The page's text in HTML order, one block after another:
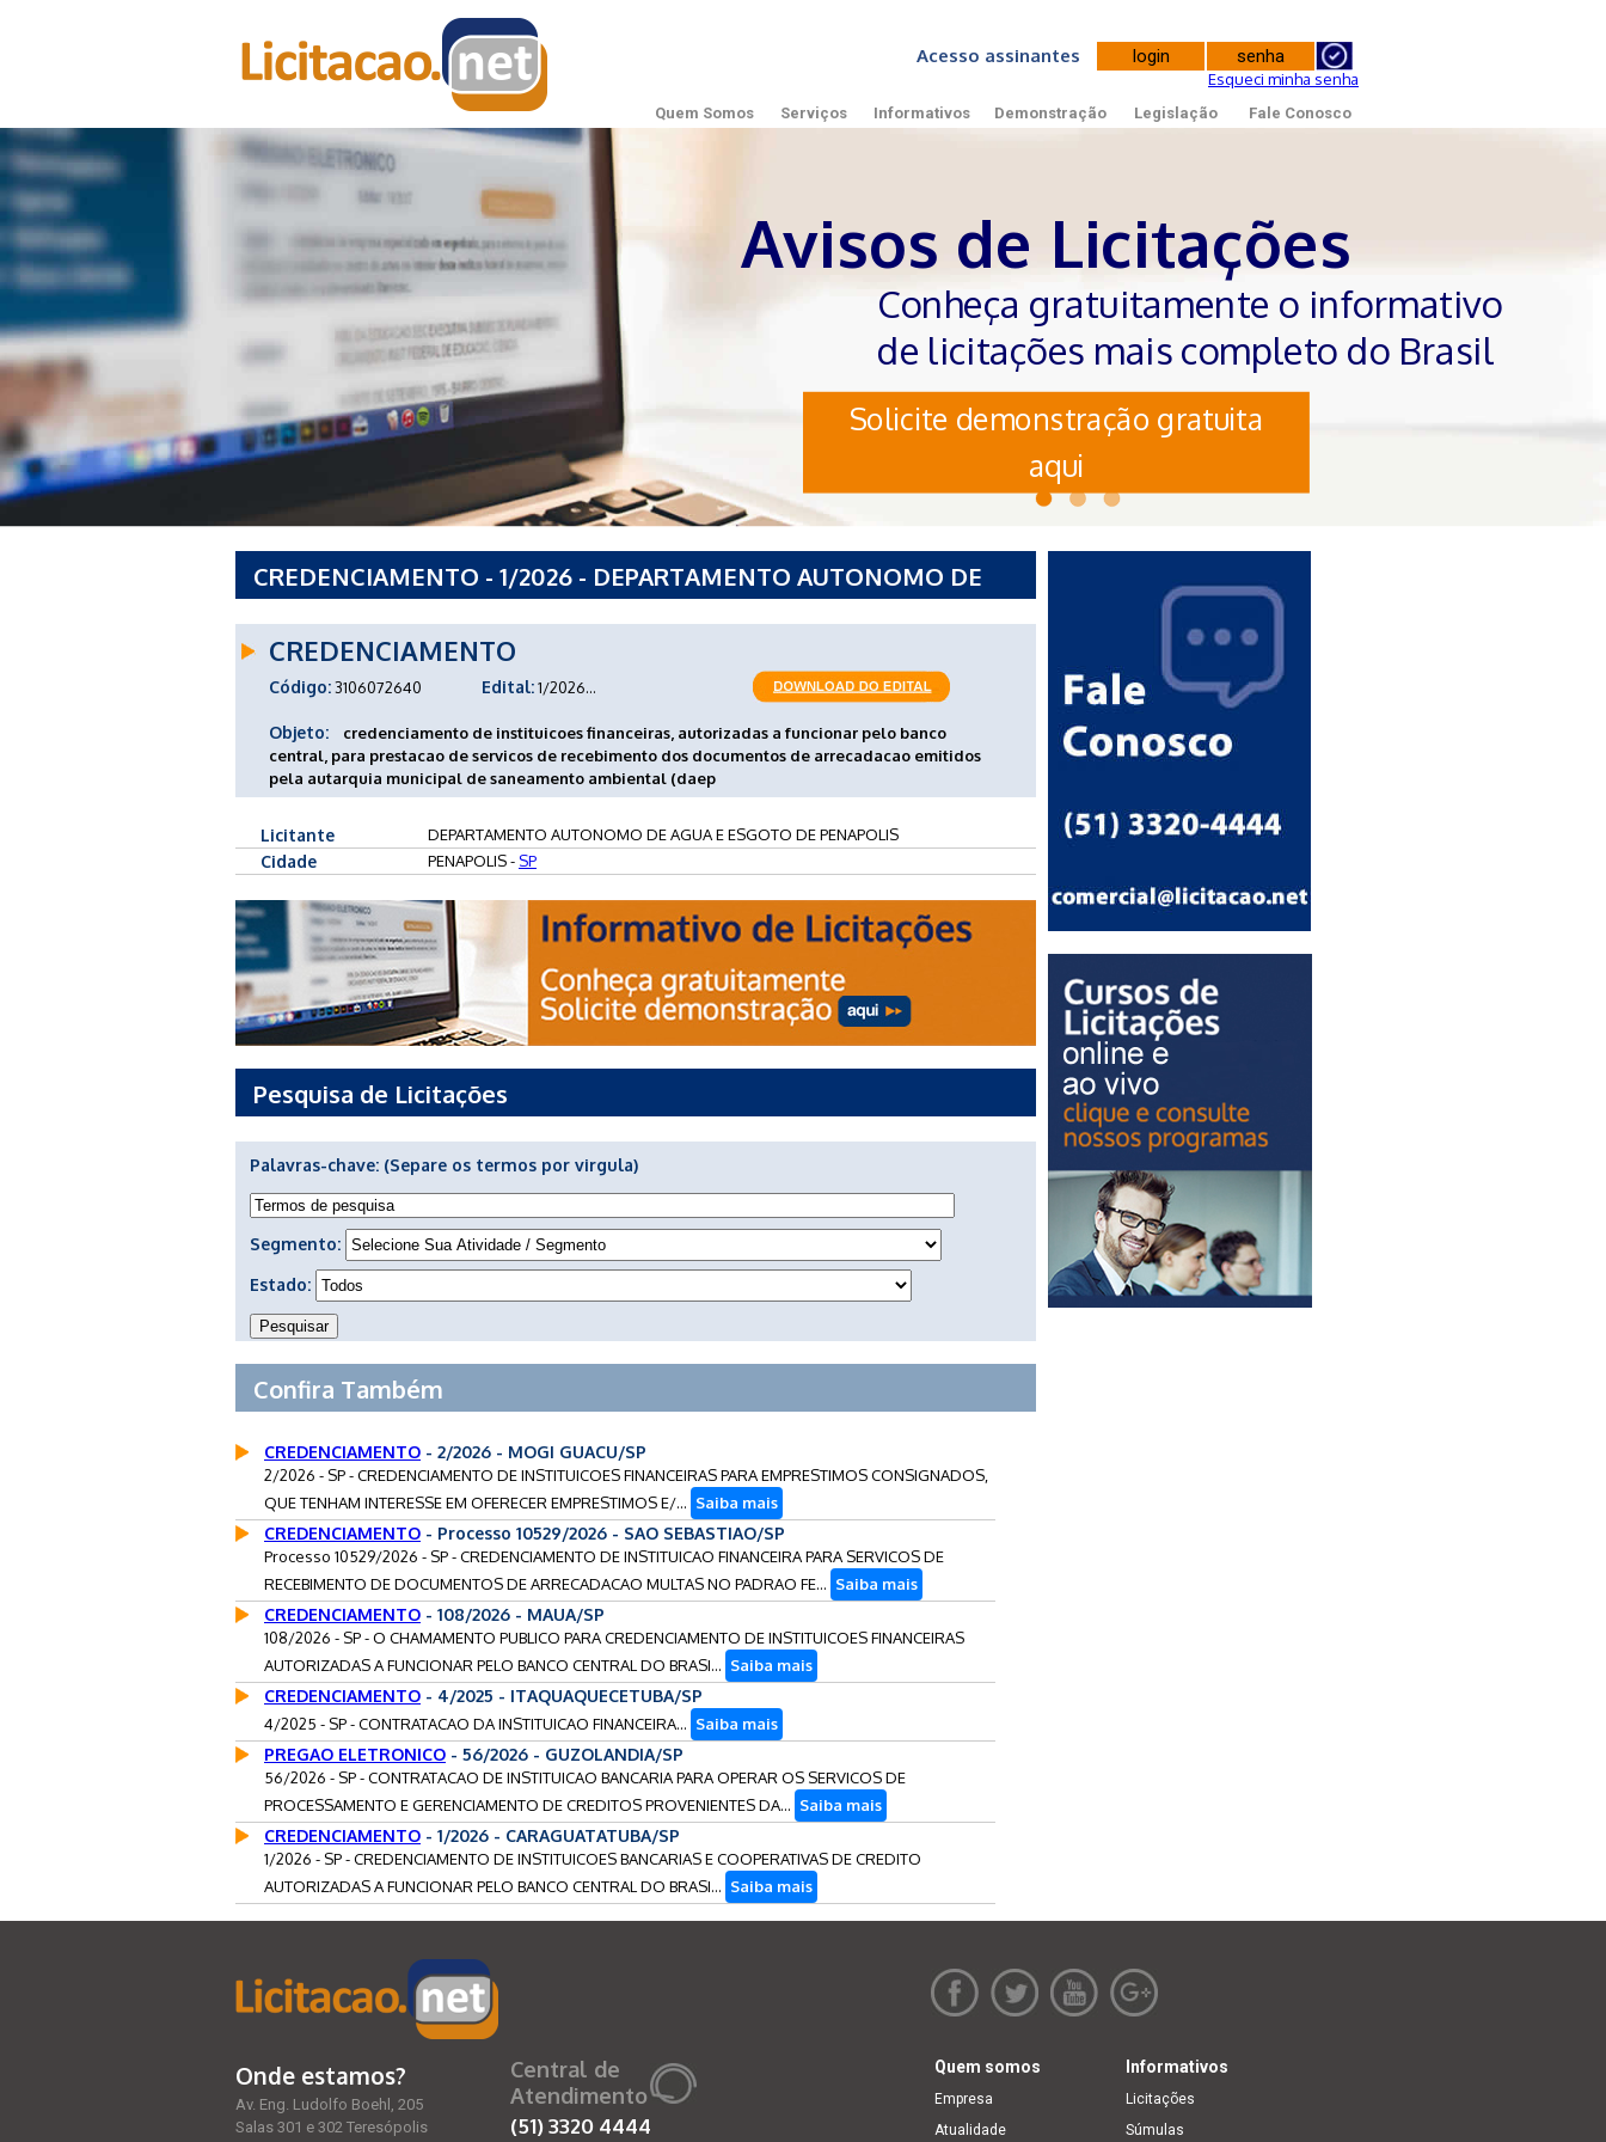
Acesso assinantes
Esqueci minha senha
Quem Somos Serviços Informativos Demonstração Legislação Fale Conosco
Avisos de Licitações
Conheça gratuitamente o informativo
de licitações mais completo do Brasil
Solicite demonstração gratuita
aqui
CREDENCIAMENTO - 1/2026 - DEPARTAMENTO AUTONOMO DE
CREDENCIAMENTO
Código:3106072640 Edital:1/2026...
Objeto:
credenciamento de instituicoes financeiras, autorizadas a funcionar pelo banco
central, para prestacao de servicos de recebimento dos documentos de arrecadacao emitidos
pela autarquia municipal de saneamento ambiental (daep
Licitante DEPARTAMENTO AUTONOMO DE AGUA E ESGOTO DE PENAPOLIS
Cidade PENAPOLIS - SP
Pesquisa de Licitações
Palavras-chave: (Separe os termos por virgula)
Segmento:
Estado:
Confira Também
CREDENCIAMENTO - 2/2026 - MOGI GUACU/SP
2/2026 - SP - CREDENCIAMENTO DE INSTITUICOES FINANCEIRAS PARA EMPRESTIMOS CONSIGNADOS,
QUE TENHAM INTERESSE EM OFERECER EMPRESTIMOS E/... Saiba mais
CREDENCIAMENTO - Processo 10529/2026 - SAO SEBASTIAO/SP
Processo 10529/2026 - SP - CREDENCIAMENTO DE INSTITUICAO FINANCEIRA PARA SERVICOS DE
RECEBIMENTO DE DOCUMENTOS DE ARRECADACAO MULTAS NO PADRAO FE... Saiba mais
CREDENCIAMENTO - 108/2026 - MAUA/SP
108/2026 - SP - O CHAMAMENTO PUBLICO PARA CREDENCIAMENTO DE INSTITUICOES FINANCEIRAS
AUTORIZADAS A FUNCIONAR PELO BANCO CENTRAL DO BRASI... Saiba mais
CREDENCIAMENTO - 4/2025 - ITAQUAQUECETUBA/SP
4/2025 - SP - CONTRATACAO DA INSTITUICAO FINANCEIRA... Saiba mais
PREGAO ELETRONICO - 56/2026 - GUZOLANDIA/SP
56/2026 - SP - CONTRATACAO DE INSTITUICAO BANCARIA PARA OPERAR OS SERVICOS DE
PROCESSAMENTO E GERENCIAMENTO DE CREDITOS PROVENIENTES DA... Saiba mais
CREDENCIAMENTO - 1/2026 - CARAGUATATUBA/SP
1/2026 - SP - CREDENCIAMENTO DE INSTITUICOES BANCARIAS E COOPERATIVAS DE CREDITO
AUTORIZADAS A FUNCIONAR PELO BANCO CENTRAL DO BRASI... Saiba mais
Onde estamos?
Av. Eng. Ludolfo Boehl, 205
Salas 301 e 302 Teresópolis
Central de
Atendimento
(51)3320 4444
Quem somos
Empresa
Atualidade
Informativos
Licitações
Súmulas